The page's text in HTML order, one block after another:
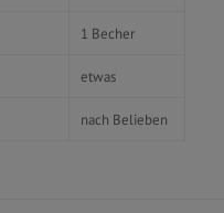
1 Becher
etwas
nach Belieben